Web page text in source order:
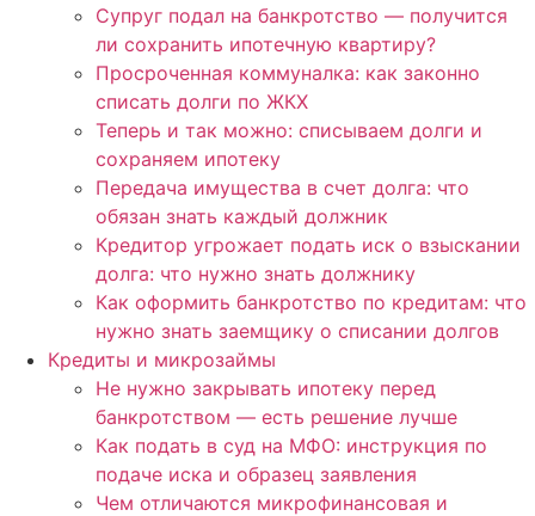
Супруг подал на банкротство — получится
ли сохранить ипотечную квартиру?
Просроченная коммуналка: как законно
списать долги по ЖКХ
Теперь и так можно: списываем долги и
сохраняем ипотеку
Передача имущества в счет долга: что
обязан знать каждый должник
Кредитор угрожает подать иск о взыскании
долга: что нужно знать должнику
Как оформить банкротство по кредитам: что
нужно знать заемщику о списании долгов
Кредиты и микрозаймы
Не нужно закрывать ипотеку перед
банкротством — есть решение лучше
Как подать в суд на МФО: инструкция по
подаче иска и образец заявления
Чем отличаются микрофинансовая и